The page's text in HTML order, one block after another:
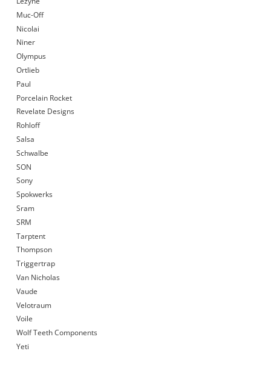
Muc-Off
Nicolai
Niner
Olympus
Ortlieb
Paul
Porcelain Rocket
Revelate Designs
Rohloff
Salsa
Schwalbe
SON
Sony
Spokwerks
Sram
SRM
Tarptent
Thompson
Triggertrap
Van Nicholas
Vaude
Velotraum
Voile
Wolf Teeth Components
Yeti